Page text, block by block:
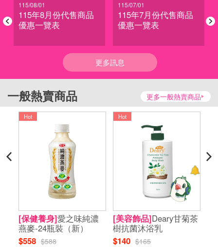
115/08/01
115年8月份代售商品
優惠一覽表
115/07/01
115年7月份代售商品
優惠一覽表
更多訊息
一般熱賣商品 更多一般熱賣商品
Hot
[保健養身]愛之味純濃
燕麥-24瓶裝（新）
$558 $588
Hot
[美容飾品]Deary甘菊茶
樹抗菌沐浴乳
$140 $165